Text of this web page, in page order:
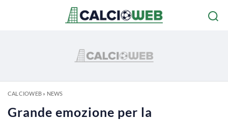
CALCIOWEB» NEWS
Grande emozione per la